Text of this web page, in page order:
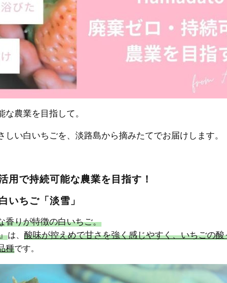
農業を目指して。
い白いちごを、淡路島から摘みたてでお届けします。
用で持続可能な農業を目指す！
いちご「淡雪」
香りが特徴の白いちご。
は、 酸味が控えめで甘さを強く感じやすく、いちごの
種です。